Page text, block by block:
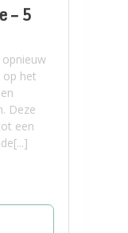
– 5
op het
Deze
een